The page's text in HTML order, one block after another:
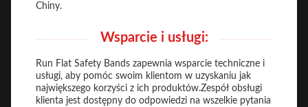
Chiny.
Wsparcie i usługi:
Run Flat Safety Bands zapewnia wsparcie techniczne i
usługi, aby pomóc swoim klientom w uzyskaniu jak
największego korzyści z ich produktów.Zespół obsługi
klienta jest dostępny do odpowiedzi na wszelkie pytania